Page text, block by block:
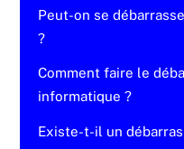
Peut-on se
?
Comment faire le
informatique ?
Existe-t-il un débarras